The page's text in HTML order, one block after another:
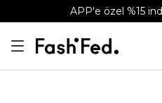
APP'e özel %15